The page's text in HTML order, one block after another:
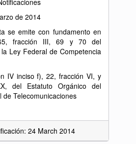
de 2014
se emite con fundamento en
fracción III, 69 y 70 del
Ley Federal de Competencia
IV inciso f), 22, fracción VI, y
del Estatuto Orgánico del
de Telecomunicaciones
24 March 2014